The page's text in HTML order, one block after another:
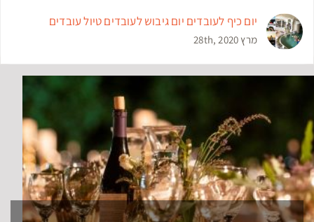
יום כיף לעובדים יום גיבוש לעובדים טיול עובדים
מרץ 28th, 2020